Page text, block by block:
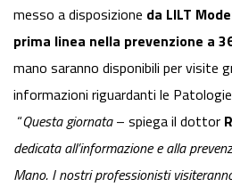
messo a disposizione da LILT
prima linea nella prevenzione a
mano saranno disponibili per visite
informazioni riguardanti le
“Questa giornata– spiega il dottor
dedicata all’informazione e alla
Mano. I nostri professionisti